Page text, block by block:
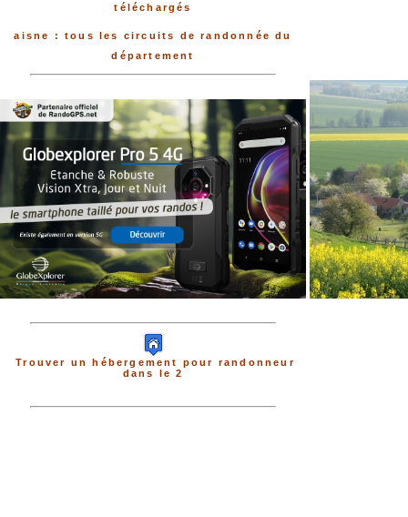
téléchargés
aisne : tous les circuits de randonnée du
département
Trouver un hébergement pour randonneur
dans le 2